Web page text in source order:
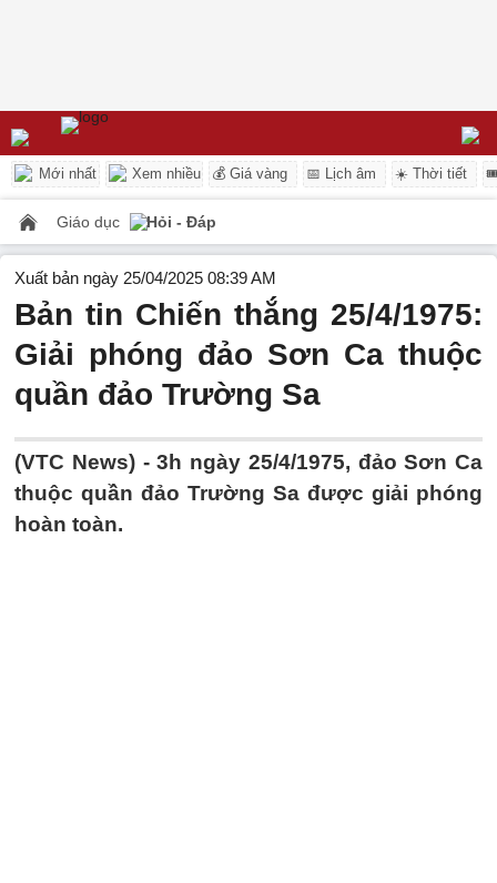
Mới nhất Xem nhiều 💰 Giá vàng 📅 Lịch âm ☀️ Thời tiết
Giáo dục Hỏi - Đáp
Xuất bản ngày 25/04/2025 08:39 AM
Bản tin Chiến thắng 25/4/1975:
Giải phóng đảo Sơn Ca thuộc
quần đảo Trường Sa
(VTC News) -3h ngày 25/4/1975, đảo Sơn Ca
thuộc quần đảo Trường Sa được giải phóng
hoàn toàn.